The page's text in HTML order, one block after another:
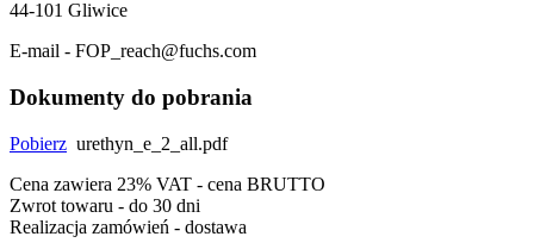
44-101 Gliwice
E-mail - FOP_reach@fuchs.com
Dokumenty do pobrania
Pobierz urethyn_e_2_all.pdf
Cena zawiera 23% VAT - cena BRUTTO
Zwrot towaru - do 30 dni
Realizacja zamówień - dostawa